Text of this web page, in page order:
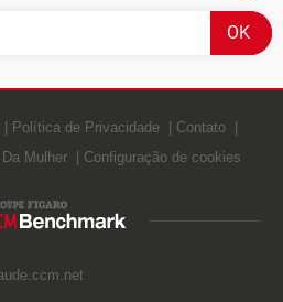
Política de Privacidade
Contato
Mulher Configuração de cookies